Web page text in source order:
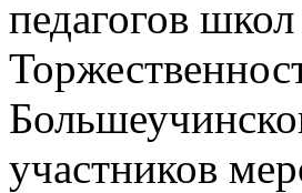
педагогов
участников